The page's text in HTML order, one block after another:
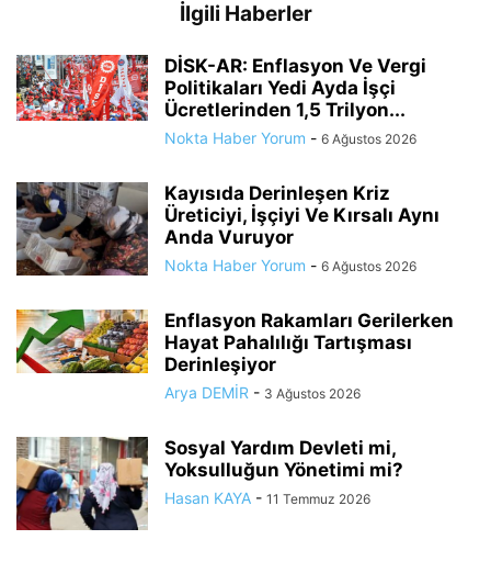
İlgili Haberler
DİSK-AR: Enflasyon Ve Vergi
Politikaları Yedi Ayda İşçi
Ücretlerinden 1,5 Trilyon...
Nokta Haber Yorum - 6 Ağustos 2026
Kayısıda Derinleşen Kriz
Üreticiyi, İşçiyi Ve Kırsalı Aynı
Anda Vuruyor
Nokta Haber Yorum - 6 Ağustos 2026
Enflasyon Rakamları Gerilerken
Hayat Pahalılığı Tartışması
Derinleşiyor
Arya DEMİR - 3 Ağustos 2026
Sosyal Yardım Devleti mi,
Yoksulluğun Yönetimi mi?
Hasan KAYA - 11 Temmuz 2026